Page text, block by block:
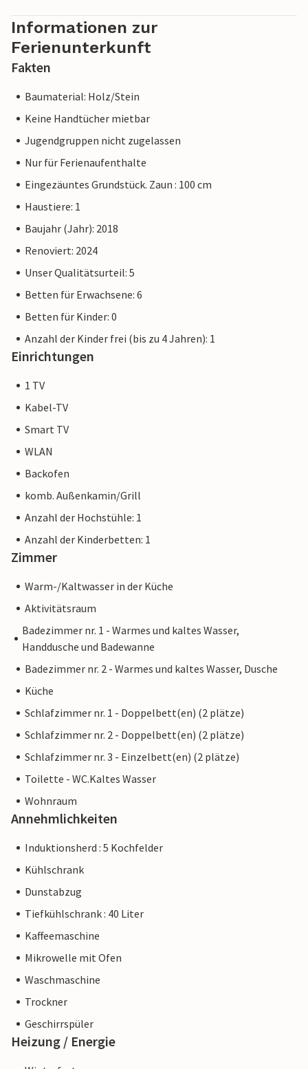
Informationen zur
Ferienunterkunft
Fakten
Baumaterial: Holz/Stein
Keine Handtücher mietbar
Jugendgruppen nicht zugelassen
Nur für Ferienaufenthalte
Eingezäuntes Grundstück. Zaun : 100 cm
Haustiere: 1
Baujahr (Jahr): 2018
Renoviert: 2024
Unser Qualitätsurteil: 5
Betten für Erwachsene: 6
Betten für Kinder: 0
Anzahl der Kinder frei (bis zu 4 Jahren): 1
Einrichtungen
1 TV
Kabel-TV
Smart TV
WLAN
Backofen
komb. Außenkamin/Grill
Anzahl der Hochstühle: 1
Anzahl der Kinderbetten: 1
Zimmer
Warm-/Kaltwasser in der Küche
Aktivitätsraum
Badezimmer nr. 1 - Warmes und kaltes Wasser,
Handdusche und Badewanne
Badezimmer nr. 2 - Warmes und kaltes Wasser, Dusche
Küche
Schlafzimmer nr. 1 - Doppelbett(en) (2 plätze)
Schlafzimmer nr. 2 - Doppelbett(en) (2 plätze)
Schlafzimmer nr. 3 - Einzelbett(en) (2 plätze)
Toilette - WC.Kaltes Wasser
Wohnraum
Annehmlichkeiten
Induktionsherd : 5 Kochfelder
Kühlschrank
Dunstabzug
Tiefkühlschrank : 40 Liter
Kaffeemaschine
Mikrowelle mit Ofen
Waschmaschine
Trockner
Geschirrspüler
Heizung / Energie